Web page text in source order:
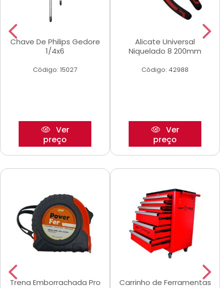
Chave De Philips Gedore
1/4x6
Código: 15027
Ver
preço
Alicate Universal
Niquelado 8 200mm
Código: 42988
Ver
preço
Trena Emborrachada Pro
Carrinho de Ferramentas